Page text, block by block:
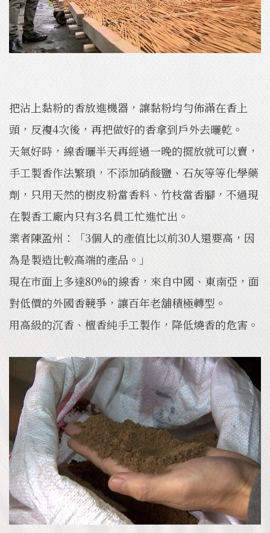
把沾上黏粉的香放進機器，讓黏粉均勻佈滿在香上
頭，反複4次後，再把做好的香拿到戶外去曬乾。
天氣好時，線香曬半天再經過一晚的擺放就可以賣，
手工製香作法繁瑣，不添加硝酸鹽、石灰等等化學藥
劑，只用天然的樹皮粉當香料、竹枝當香腳，不過現
在製香工廠內只有3名員工忙進忙出。
業者陳盈州：「3個人的產值比以前30人還要高，因
為是製造比較高端的產品。」
現在市面上多達80%的線香，來自中國、東南亞，面
對低價的外國香競爭，讓百年老舖積極轉型。
用高級的沉香、檀香純手工製作，降低燒香的危害。